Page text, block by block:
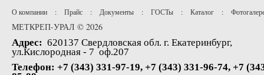
О компании : Прайс : Документы : ГОСТы : Каталог :
МЕТКРЕП-УРАЛ © 2026
Адрес: 620137 Свердловская обл. г. Екатеринбург,
ул.Кислородная - 7 оф.207
Телефон: +7 (343) 331-97-19, +7 (343) 331-96-74, +7